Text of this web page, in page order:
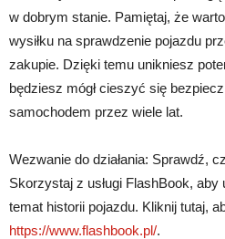
w dobrym stanie. Pamiętaj, że
wysiłku na sprawdzenie pojazdu
zakupie. Dzięki temu unikniesz
będziesz mógł cieszyć się
samochodem przez wiele lat.
Wezwanie do działania: Sprawdź,
Skorzystaj z usługi FlashBook, aby
temat historii pojazdu. Kliknij tutaj,
https://www.flashbook.pl/.